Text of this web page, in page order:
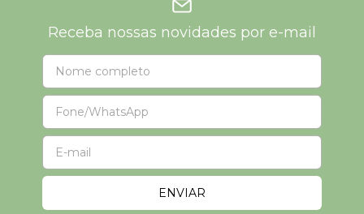
Receba nossas novidades por e-mail